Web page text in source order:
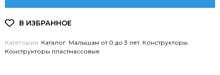
Категории: Каталог Малышам от 0 до 3 лет, Конструкторы
Конструкторы пластмассовые